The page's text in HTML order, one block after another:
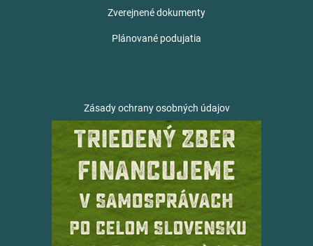
Zverejnené dokumenty
Plánované podujatia
Zásady ochrany osobných údajov